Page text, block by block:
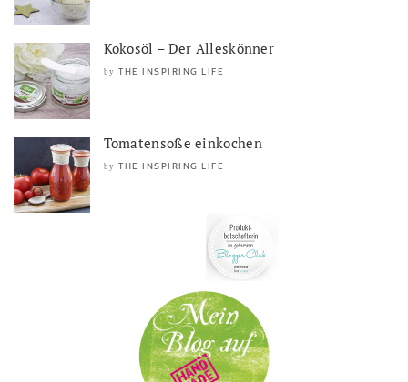
Kokosöl – Der Alleskönner
by THE INSPIRING LIFE
Tomatensoße einkochen
by THE INSPIRING LIFE